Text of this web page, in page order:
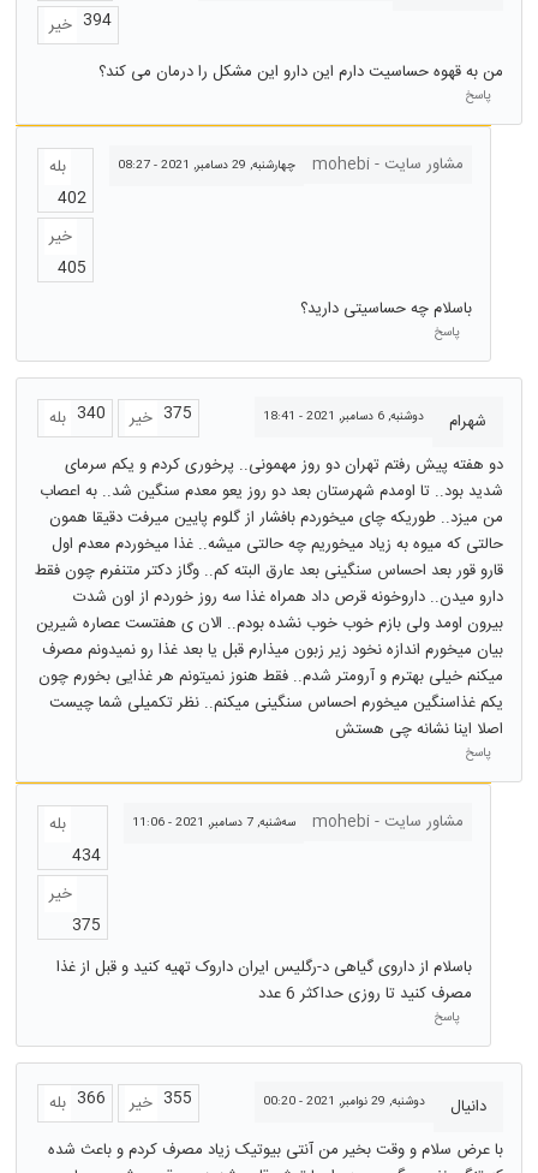
خیر 394
من به قهوه حساسیت دارم این دارو این مشکل را درمان می کند؟
پاسخ
مشاور سایت - mohebi چهارشنبه, 29 دسامبر, 2021 - 08:27
بله
402
خیر
405
باسلام چه حساسیتی دارید؟
پاسخ
شهرام دوشنبه, 6 دسامبر, 2021 - 18:41 بله 340 خیر 375
دو هفته پیش رفتم تهران دو روز مهمونی.. پرخوری کردم و یکم سرمای
شدید بود.. تا اومدم شهرستان بعد دو روز یعو معدم سنگین شد.. به اعصاب
من میزد.. طوریکه چای میخوردم بافشار از گلوم پایین میرفت دقیقا همون
حالتی که میوه به زیاد میخوریم چه حالتی میشه.. غذا میخوردم معدم اول
قارو قور بعد احساس سنگینی بعد عارق البته کم.. وگاز دکتر متنفرم چون فقط
دارو میدن.. داروخونه قرص داد همراه غذا سه روز خوردم از اون شدت
بیرون اومد ولی بازم خوب خوب نشده بودم.. الان ی هفتست عصاره شیرین
بیان میخورم اندازه نخود زیر زبون میذارم قبل یا بعد غذا رو نمیدونم مصرف
میکنم خیلی بهترم و آرومتر شدم.. فقط هنوز نمیتونم هر غذایی بخورم چون
یکم غذاسنگین میخورم احساس سنگینی میکنم.. نظر تکمیلی شما چیست
اصلا اینا نشانه چی هستش
پاسخ
مشاور سایت - mohebi سه‌شنبه, 7 دسامبر, 2021 - 11:06
بله
434
خیر
375
باسلام از داروی گیاهی د-رگلیس ایران داروک تهیه کنید و قبل از غذا
مصرف کنید تا روزی حداکثر 6 عدد
پاسخ
دانیال دوشنبه, 29 نوامبر, 2021 - 00:20 بله 366 خیر 355
با عرض سلام و وقت بخیر من آنتی بیوتیک زیاد مصرف کردم و باعث شده